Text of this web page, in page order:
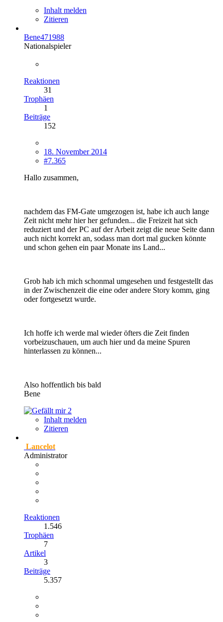
Inhalt melden
Zitieren
Bene471988
Nationalspieler
Reaktionen
31
Trophäen
1
Beiträge
152
18. November 2014
#7.365
Hallo zusammen,
nachdem das FM-Gate umgezogen ist, habe ich auch lange
Zeit nicht mehr hier her gefunden... die Freizeit hat sich
reduziert und der PC auf der Arbeit zeigt die neue Seite dann
auch nicht korrekt an, sodass man dort mal gucken könnte
und schon gehen ein paar Monate ins Land...
Grob hab ich mich schonmal umgesehen und festgestellt das
in der Zwischenzeit die eine oder andere Story komm, ging
oder fortgesetzt wurde.
Ich hoffe ich werde mal wieder öfters die Zeit finden
vorbeizuschauen, um auch hier und da meine Spuren
hinterlassen zu können...
Also hoffentlich bis bald
Bene
2
Inhalt melden
Zitieren
Lancelot
Administrator
Reaktionen
1.546
Trophäen
7
Artikel
3
Beiträge
5.357